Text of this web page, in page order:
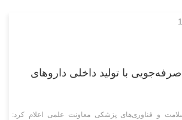
صرفه‌جویی با تولید داخلی دارو‌های
و فناوری‌های پزشکی معاونت علمی اعلام کرد: